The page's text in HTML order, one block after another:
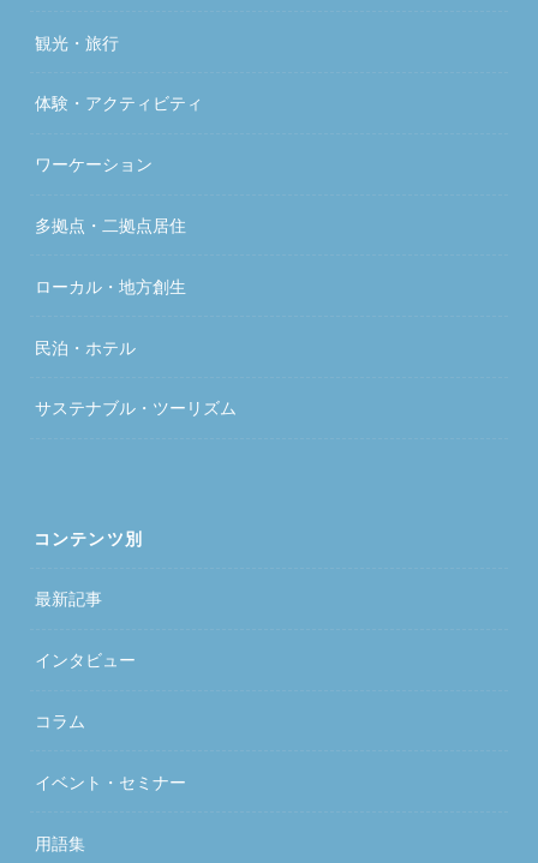
観光・旅行
体験・アクティビティ
ワーケーション
多拠点・二拠点居住
ローカル・地方創生
民泊・ホテル
サステナブル・ツーリズム
コンテンツ別
最新記事
インタビュー
コラム
イベント・セミナー
用語集